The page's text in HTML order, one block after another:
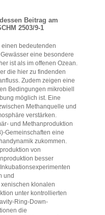
Beitrag am
2503/9-1
bedeutenden
eine besondere
ist als im offenen Ozean.
die hier zu findenden
Zudem zeigen eine
Bedingungen mikrobiell
möglich ist. Eine
Methanquelle und
verstärken.
und Methanproduktion
Gemeinschaften eine
zukommen.
von
besser
und
klonalen
unter kontrollierten
Ring-Down-
die